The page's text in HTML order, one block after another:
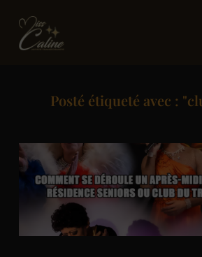
Posté étiqueté avec :